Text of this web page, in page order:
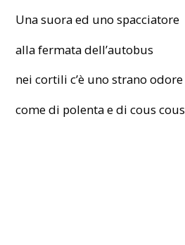
Una suora ed uno spacciatore
alla fermata dell’autobus
nei cortili c’è uno strano odore
come di polenta e di cous cous